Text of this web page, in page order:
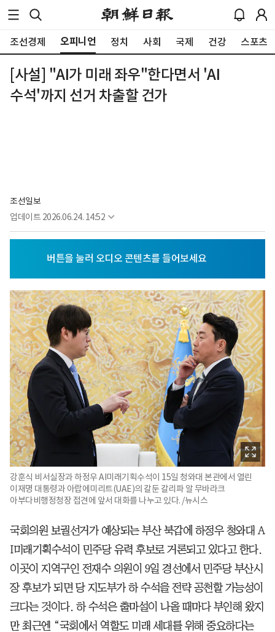
조선경제 오피니언 정치 사회 국제 건강 스포츠
[사설] "AI가 미래 좌우"한다면서 'AI
수석'까지 선거 차출할 건가
조선일보
업데이트 2026.06.24. 14:52
강훈식 비서실장과 하정우 AI미래기획수석이 15일 청와대 본관에서 열린
이재명 대통령과 아랍에미리트(UAE)의 칼둔 칼리파 알 무바라크
아부다비행정청장 접견에 앞서 대화를 나누고 있다. /뉴시스
국회의원 보궐선거가 예상되는 부산 북갑에 하정우 청와대 A
I미래기획수석이 민주당 유력 후보로 거론되고 있다고 한다.
이곳이 지역구인 전재수 의원이 9일 경선에서 민주당 부산시
장 후보가 되면 당 지도부가 하 수석을 전략 공천할 가능성이
크다는 것이다. 하 수석은 출마설이 나올 때마다 부인해 왔지
만 최근엔 “국회에서 역할도 미래 세대를 위해 중요하다는